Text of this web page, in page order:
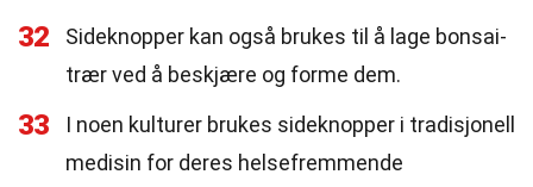
32
Sideknopper kan også brukes til å lage bonsai-
trær ved å beskjære og forme dem.
33
I noen kulturer brukes sideknopper i tradisjonell
medisin for deres helsefremmende